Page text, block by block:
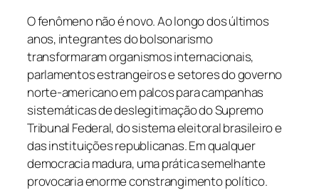
O fenômeno não é novo. Ao longo dos últimos
anos, integrantes do bolsonarismo
transformaram organismos internacionais,
parlamentos estrangeiros e setores do governo
norte-americano em palcos para campanhas
sistemáticas de deslegitimação do Supremo
Tribunal Federal, do sistema eleitoral brasileiro e
das instituições republicanas. Em qualquer
democracia madura, uma prática semelhante
provocaria enorme constrangimento político.